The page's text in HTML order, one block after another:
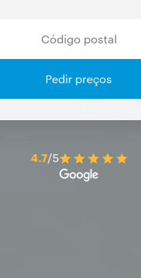
Pedir preços
4.7/5